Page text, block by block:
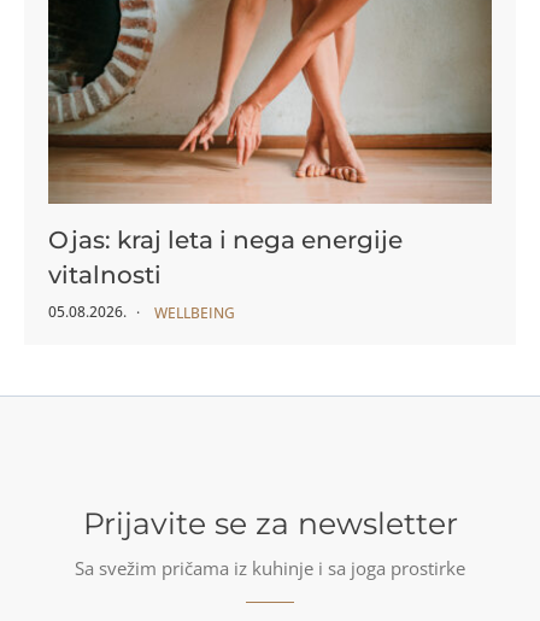
Ojas: kraj leta i nega energije
vitalnosti
05.08.2026. WELLBEING
Prijavite se za newsletter
Sa svežim pričama iz kuhinje i sa joga prostirke